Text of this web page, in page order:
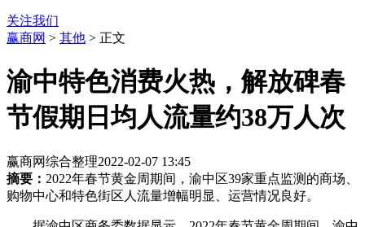
关注我们
赢商网 > 其他 > 正文
渝中特色消费火热，解放碑春
节假期日均人流量约38万人次
赢商网综合整理2022-02-07 13:45
摘要： 2022年春节黄金周期间，渝中区39家重点监测的商场、
购物中心和特色街区人流量增幅明显、运营情况良好。